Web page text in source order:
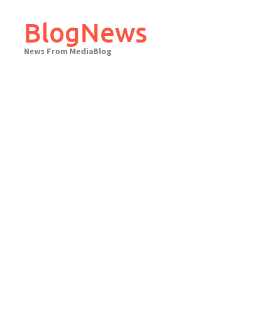
contentBlogNews
News From MediaBlog